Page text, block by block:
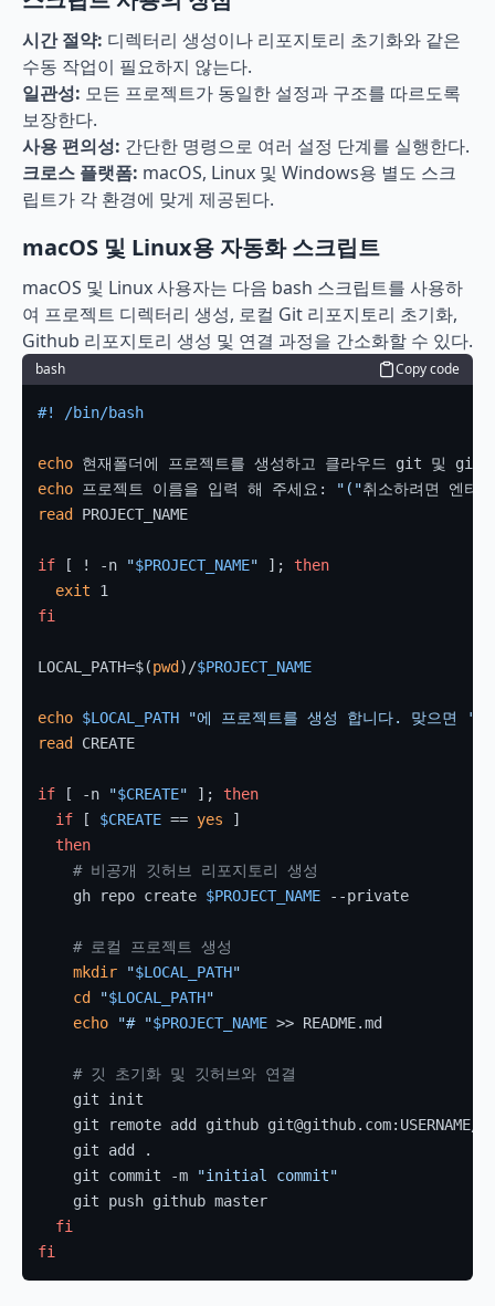
시간 절약: 디렉터리 생성이나 리포지토리 초기화와 같은
수동 작업이 필요하지 않는다.
일관성: 모든 프로젝트가 동일한 설정과 구조를 따르도록
보장한다.
사용 편의성: 간단한 명령으로 여러 설정 단계를 실행한다.
크로스 플랫폼: macOS, Linux 및 Windows용 별도 스크
립트가 각 환경에 맞게 제공된다.
macOS 및 Linux용 자동화 스크립트
macOS 및 Linux 사용자는 다음 bash 스크립트를 사용하
여 프로젝트 디렉터리 생성, 로컬 Git 리포지토리 초기화,
Github 리포지토리 생성 및 연결 과정을 간소화할 수 있다.
bash Copy code
#! /bin/bash
echo
echo 프로젝트 이름을 입력 해 주세요: "("취소하려면 엔터
read
PROJECT_NAME
if [ ! -n "$PROJECT_NAME" ]; then
exit
fi
LOCAL_PATH=$(pwd )/$PROJECT_NAME
echo $LOCAL_PATH
"에 프로젝트를 생성 합니다. 맞으면
read
CREATE
if [ -n "$CREATE" ]; then
if [ $CREATE == yes ]
then
# 비공개 깃허브 리포지토리 생성
    gh repo create
$PROJECT_NAME --private
# 로컬 프로젝트 생성
mkdir
"$LOCAL_PATH"
cd
"$LOCAL_PATH"
echo
"# "$PROJECT_NAME >> README.md
# 깃 초기화 및 깃허브와 연결
    git init
    git remote add github git@github.com:USERNAME/
    git add .
    git commit -m
"initial commit"
    git push github master
fi
fi